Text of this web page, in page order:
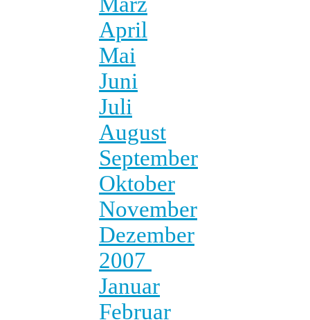
April
Mai
Juni
Juli
August
September
Oktober
November
Dezember
2007
Januar
Februar